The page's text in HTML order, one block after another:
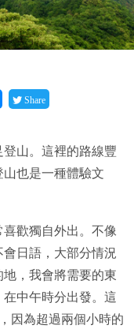
Share
山。這裡的路線豐
也是一種體驗文
歡獨自外出。不像
日語，大部分情況
，我會將需要的東
中午時分出發。這
因為超過兩個小時的